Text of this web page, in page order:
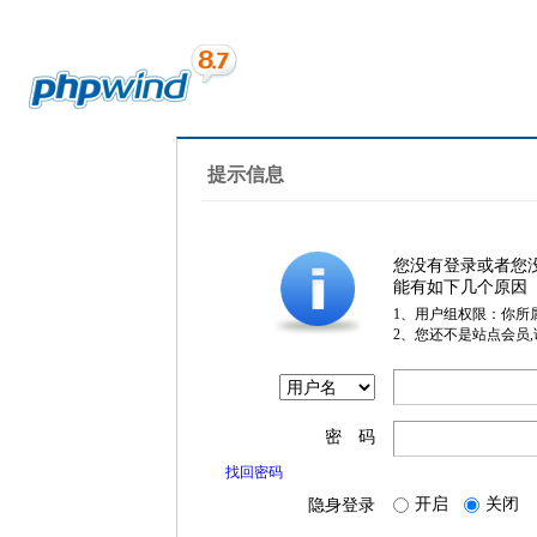
提示信息
您没有登录或者您
能有如下几个原因
1、用户组权限：你所
2、您还不是站点会员
密 码
找回密码
隐身登录 开启 关闭